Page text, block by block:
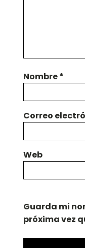
Nombre*
Correo
Web
Guarda mi
próxima vez